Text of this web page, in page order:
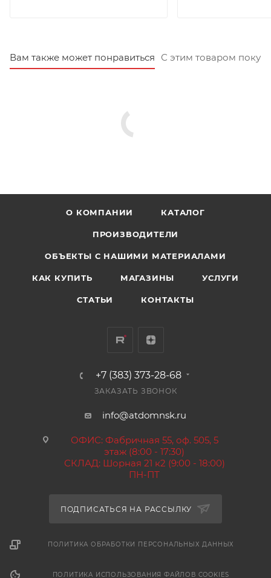
Вам также может понравиться С этим товаром
О КОМПАНИИ КАТАЛОГ
ПРОИЗВОДИТЕЛИ
ОБЪЕКТЫ С НАШИМИ МАТЕРИАЛАМИ
КАК КУПИТЬ МАГАЗИНЫ УСЛУГИ
СТАТЬИ КОНТАКТЫ
+7 (383) 373-28-68
ЗАКАЗАТЬ ЗВОНОК
info@atdomnsk.ru
ОФИС: Фабричная 55, оф. 505, 5
этаж (8:00 - 17:30)
СКЛАД: Шорная 21 к2 (9:00 - 18:00)
ПН-ПТ
ПОДПИСАТЬСЯ НА РАССЫЛКУ
ПОЛИТИКА ОБРАБОТКИ ПЕРСОНАЛЬНЫХ ДАННЫХ
ПОЛИТИКА ИСПОЛЬЗОВАНИЯ ФАЙЛОВ COOKIES